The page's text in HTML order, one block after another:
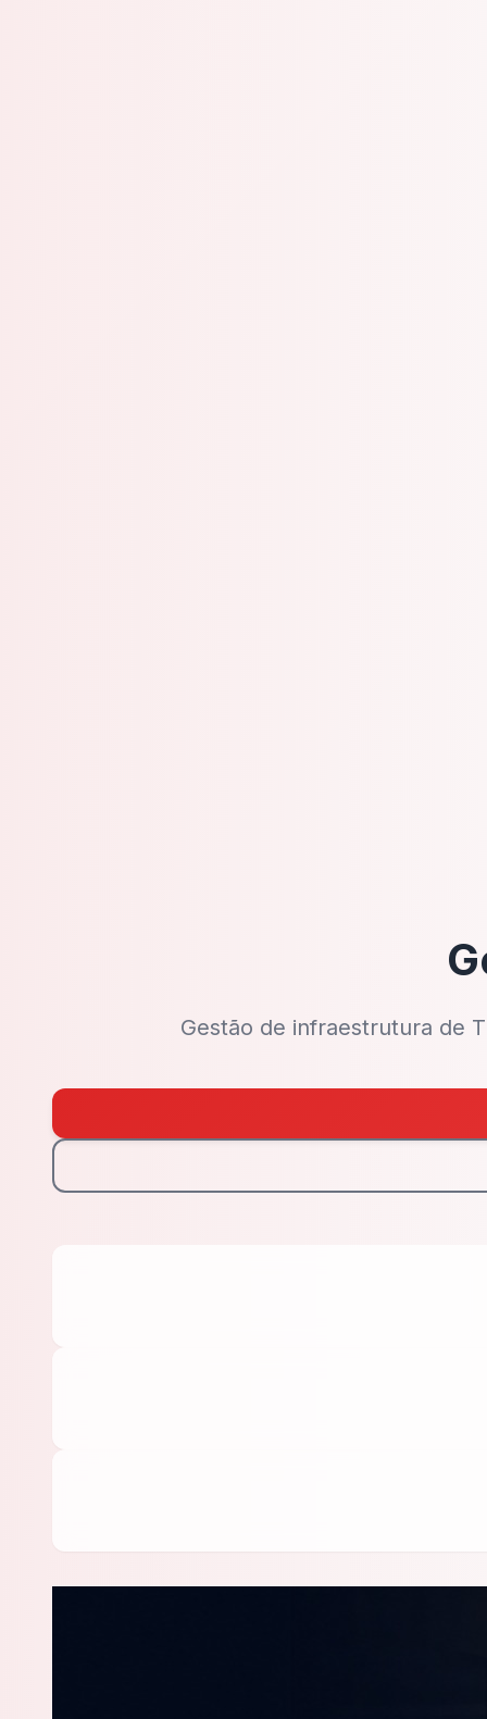
Gestão de infraestrutura de